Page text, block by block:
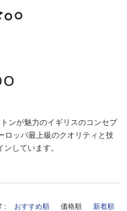
ンが魅力のイギリスのコンセプ
ロッパ最上級のクオリティと技
しています。
: おすすめ順 価格順 新着順